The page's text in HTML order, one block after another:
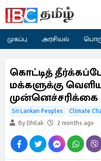
முகப்பு அரசியல்
கொட்டித்
மக்களுக்கு
முன்னெச்சரிக்கை
Sri Lankan Peoples Climate
By Dhilak
2 months ago